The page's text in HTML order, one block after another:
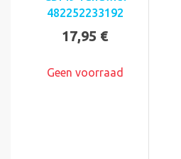
482252233192
17,95 €
Geen voorraad